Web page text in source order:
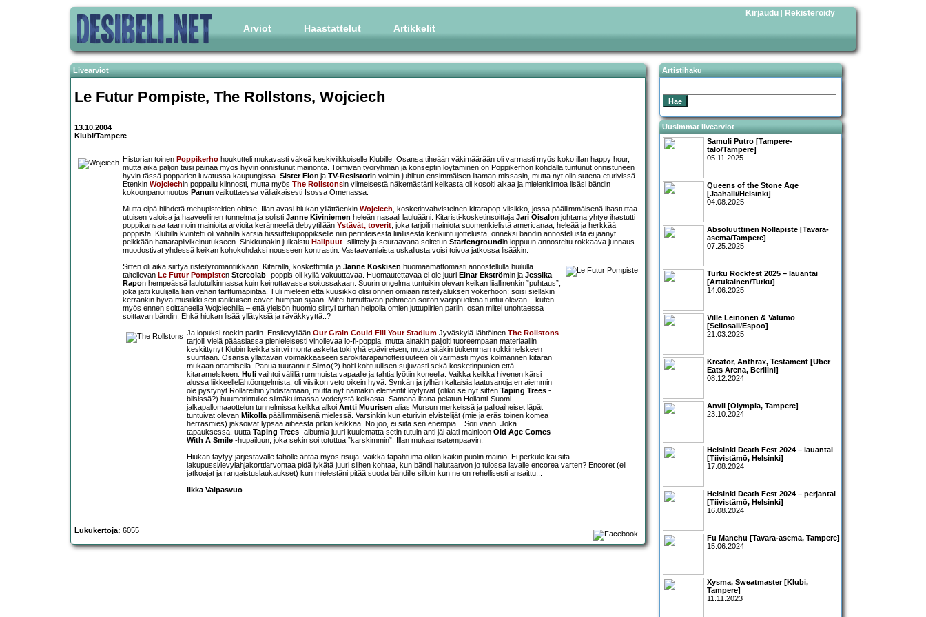
Arviot Haastattelut Artikkelit
Kirjaudu | Rekisteröidy
Livearviot
Le Futur Pompiste, The Rollstons, Wojciech
13.10.2004
Klubi/Tampere
Historian toinen Poppikerho houkutteli mukavasti väkeä keskiviikkoiselle Klubille. Osansa tiheään väkimäärään oli varmasti myös koko illan happy hour,
mutta aika paljon taisi painaa myös hyvin onnistunut mainonta. Toimivan työryhmän ja konseptin löytäminen on Poppikerhon kohdalla tuntunut onnistuneen
hyvin tässä popparien luvatussa kaupungissa. Sister Flon ja TV-Resistorin voimin juhlitun ensimmäisen iltaman missasin, mutta nyt olin sutena eturivissä.
Etenkin Wojciechin poppailu kiinnosti, mutta myös The Rollstonsin viimeisestä näkemästäni keikasta oli kosolti aikaa ja mielenkiintoa lisäsi bändin
kokoonpanomuutos Panun vaikuttaessa väliaikaisesti Isossa Omenassa.
Mutta eipä hiihdetä mehupisteiden ohitse. Illan avasi hiukan yllättäenkin Wojciech, kosketinvahvisteinen kitarapop-viisikko, jossa päällimmäisenä ihastuttaa
utuisen valoisa ja haaveellinen tunnelma ja solisti Janne Kiviniemen heleän nasaali lauluääni. Kitaristi-kosketinsoittaja Jari Oisalon johtama yhtye ihastutti
poppikansaa taannoin mainioita arvioita keränneellä debyytillään Ystävät, toverit, joka tarjoili mainiota suomenkielistä americanaa, heleää ja herkkää
poppista. Klubilla kvintetti oli vähällä kärsiä hissuttelupoppikselle niin perinteisestä liiallisesta kenkiintuijottelusta, onneksi bändin annostelusta ei jäänyt
pelkkään hattarapilvikeinutukseen. Sinkkunakin julkaistu Halipuut -silittely ja seuraavana soitetun Starfengroundin loppuun annosteltu rokkaava junnaus
muodostivat yhdessä keikan kohokohdaksi nousseen kontrastin. Vastaavanlaista uskallusta voisi toivoa jatkossa lisääkin.
Sitten oli aika siirtyä risteilyromantiikkaan. Kitaralla, koskettimilla ja Janne Koskisen huomaamattomasti annostellulla huilulla
taiteilevan Le Futur Pompisten Stereolab -poppis oli kyllä vakuuttavaa. Huomautettavaa ei ole juuri Einar Ekströmin ja Jessika
Rapon hempeässä laulutulkinnassa kuin keinuttavassa soitossakaan. Suurin ongelma tuntuikin olevan keikan liiallinenkin ”puhtaus”,
joka jätti kuulijalla liian vähän tarttumapintaa. Tuli mieleen että kuusikko olisi onnen omiaan risteilyaluksen yökerhoon; soisi sielläkin
kerrankin hyvä musiikki sen iänikuisen cover-humpan sijaan. Miltei turruttavan pehmeän soiton varjopuolena tuntui olevan – kuten
myös ennen soittaneella Wojciechilla – että yleisön huomio siirtyi turhan helpolla omien juttupiirien pariin, osan miltei unohtaessa
soittavan bändin. Ehkä hiukan lisää yllätyksiä ja räväkkyyttä..?
Ja lopuksi rockin pariin. Ensilevyllään Our Grain Could Fill Your Stadium Jyväskylä-lähtöinen The Rollstons
tarjoili vielä pääasiassa pienieleisesti vinoilevaa lo-fi-poppia, mutta ainakin paljolti tuoreempaan materiaaliin
keskittynyt Klubin keikka siirtyi monta askelta toki yhä epävireisen, mutta sitäkin tiukemman rokkimelskeen
suuntaan. Osansa yllättävän voimakkaaseen särökitarapainotteisuuteen oli varmasti myös kolmannen kitaran
mukaan ottamisella. Panua tuurannut Simo(?) hoiti kohtuullisen sujuvasti sekä kosketinpuolen että
kitaramelskeen. Huli vaihtoi välillä rummuista vapaalle ja tahtia lyötiin koneella. Vaikka keikka hivenen kärsi
alussa liikkeellelähtöongelmista, oli viisikon veto oikein hyvä. Synkän ja jylhän kaltaisia laatusanoja en aiemmin
ole pystynyt Rollareihin yhdistämään, mutta nyt nämäkin elementit löytyivät (oliko se nyt sitten Taping Trees -
biisissä?) huumorintuike silmäkulmassa vedetystä keikasta. Samana iltana pelatun Hollanti-Suomi –
jalkapallomaaottelun tunnelmissa keikka alkoi Antti Muurisen alias Mursun merkeissä ja palloaiheiset läpät
tuntuivat olevan Mikollapäällimmäisenä mielessä. Varsinkin kun eturivin elvistelijät (mie ja eräs toinen komea
herrasmies) jaksoivat lypsää aiheesta pitkin keikkaa. No joo, ei siitä sen enempiä... Sori vaan. Joka
tapauksessa, uutta Taping Trees -albumia juuri kuulematta setin tutuin anti jäi alati mainioon Old Age Comes
With A Smile -hupailuun, joka sekin soi totuttua ”karskimmin”. Illan mukaansatempaavin.
Hiukan täytyy järjestävälle taholle antaa myös risuja, vaikka tapahtuma olikin kaikin puolin mainio. Ei perkule kai sitä
lakupussi/levylahjakorttiarvontaa pidä lykätä juuri siihen kohtaa, kun bändi halutaan/on jo tulossa lavalle encorea varten? Encoret (eli
jatkoajat ja rangaistuslaukaukset) kun mielestäni pitää suoda bändille silloin kun ne on rehellisesti ansaittu...
Ilkka Valpasvuo
Lukukertoja: 6055
Artistihaku
Uusimmat livearviot
Samuli Putro [Tampere-
talo/Tampere]
05.11.2025
Queens of the Stone Age
[Jäähalli/Helsinki]
04.08.2025
Absoluuttinen Nollapiste [Tavara-
asema/Tampere]
07.25.2025
Turku Rockfest 2025 – lauantai
[Artukainen/Turku]
14.06.2025
Ville Leinonen & Valumo
[Sellosali/Espoo]
21.03.2025
Kreator, Anthrax, Testament [Uber
Eats Arena, Berliini]
08.12.2024
Anvil [Olympia, Tampere]
23.10.2024
Helsinki Death Fest 2024 – lauantai
[Tiivistämö, Helsinki]
17.08.2024
Helsinki Death Fest 2024 – perjantai
[Tiivistämö, Helsinki]
16.08.2024
Fu Manchu [Tavara-asema, Tampere]
15.06.2024
Xysma, Sweatmaster [Klubi,
Tampere]
11.11.2023